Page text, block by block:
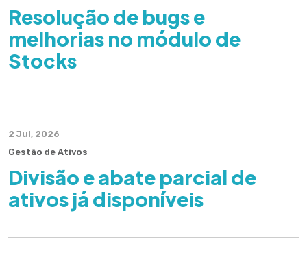
Resolução de bugs e
melhorias no módulo de
Stocks
2 Jul, 2026
Gestão de Ativos
Divisão e abate parcial de
ativos já disponíveis